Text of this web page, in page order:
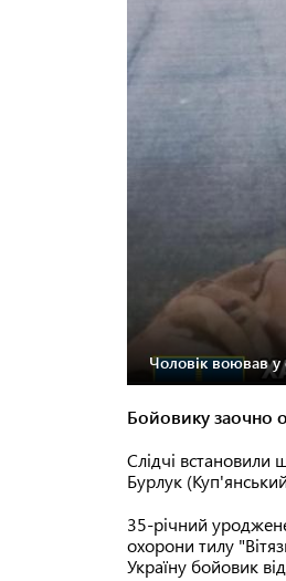
Чоловік воював у
Бойовику заочно
Слідчі встановили
Бурлук
35-річний
охорони тилу
Україну бойовик